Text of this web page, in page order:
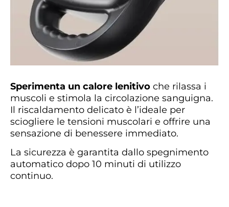
Sperimenta un calore lenitivo che rilassa i
muscoli e stimola la circolazione sanguigna.
Il riscaldamento delicato è l’ideale per
sciogliere le tensioni muscolari e offrire una
sensazione di benessere immediato.
La sicurezza è garantita dallo spegnimento
automatico dopo 10 minuti di utilizzo
continuo.